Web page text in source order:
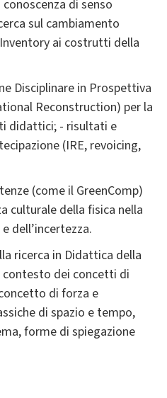
di senso
sul cambiamento
ai costrutti della
Disciplinare in Prospettiva
Reconstruction) per la
didattici; - risultati e
(IRE, revoicing,
(come il GreenComp)
culturale della fisica nella
dell’incertezza.
ricerca in Didattica della
contesto dei concetti di
di forza e
di spazio e tempo,
forme di spiegazione